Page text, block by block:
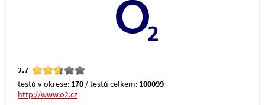
2.7
testů v okrese: 170 / testů celkem: 100099
http://www.o2.cz